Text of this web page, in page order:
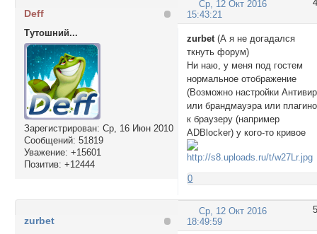
4
Ср, 12 Окт 2016
15:43:21
Deff
Тутошний...
Зарегистрирован: Ср, 16 Июн 2010
Сообщений: 51819
Уважение: +15601
Позитив: +12444
zurbet(А я не догадался
ткнуть форум)
Ни наю, у меня под гостем
нормальное отображение
(Возможно настройки
или брандмауэра или
к браузеру (например
ADBlocker) у кого-то кривое
0
5
Ср, 12 Окт 2016
18:49:59
zurbet